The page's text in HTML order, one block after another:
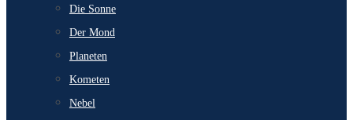
Die Sonne
Der Mond
Planeten
Kometen
Nebel